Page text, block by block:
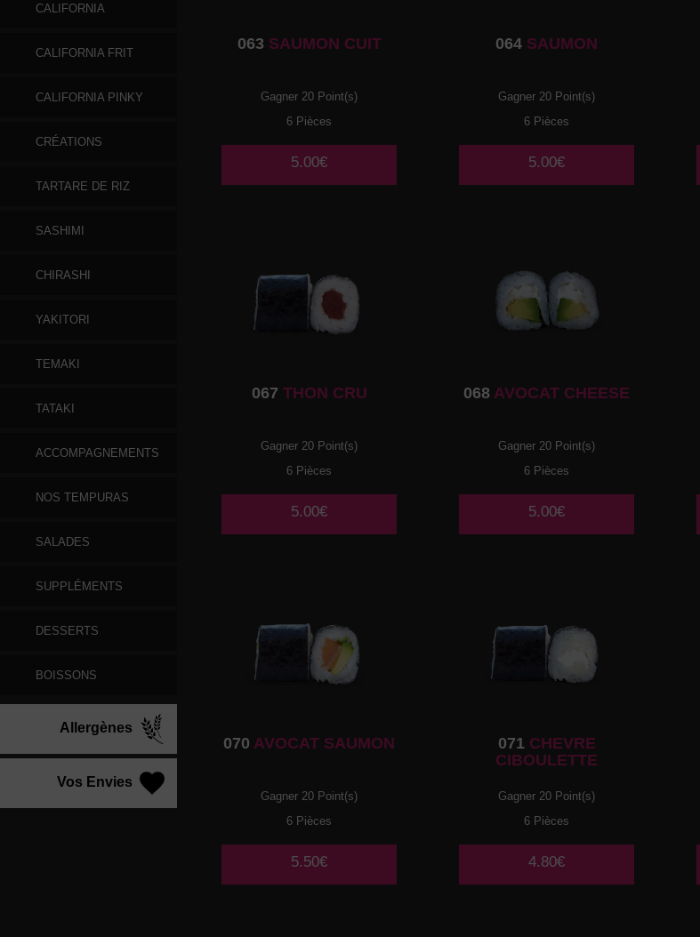
CALIFORNIA
CALIFORNIA FRIT
CALIFORNIA PINKY
CRÉATIONS
TARTARE DE RIZ
SASHIMI
CHIRASHI
YAKITORI
TEMAKI
TATAKI
ACCOMPAGNEMENTS
NOS TEMPURAS
SALADES
SUPPLÉMENTS
DESSERTS
BOISSONS
Allergènes
Vos Envies
063 SAUMON CUIT
Gagner 20 Point(s)
6 Pièces
5.00€
064 SAUMON
Gagner 20 Point(s)
6 Pièces
5.00€
067 THON CRU
Gagner 20 Point(s)
6 Pièces
5.00€
068 AVOCAT CHEESE
Gagner 20 Point(s)
6 Pièces
5.00€
070 AVOCAT SAUMON
Gagner 20 Point(s)
6 Pièces
5.50€
071CHEVRE
CIBOULETTE
Gagner 20 Point(s)
6 Pièces
4.80€